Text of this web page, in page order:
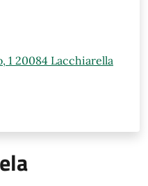
1 20084 Lacchiarella